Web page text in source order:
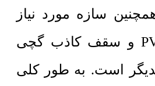
سازه مورد نیاز
سقف کاذب PVC و سقف کاذب گچی
است. به طور کلی